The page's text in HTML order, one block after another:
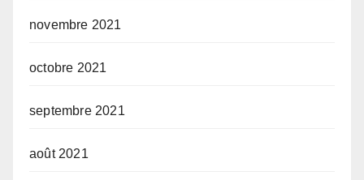
novembre 2021
octobre 2021
septembre 2021
août 2021